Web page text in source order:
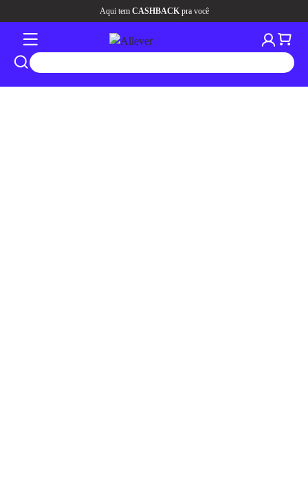
Aqui tem CASHBACKpra você